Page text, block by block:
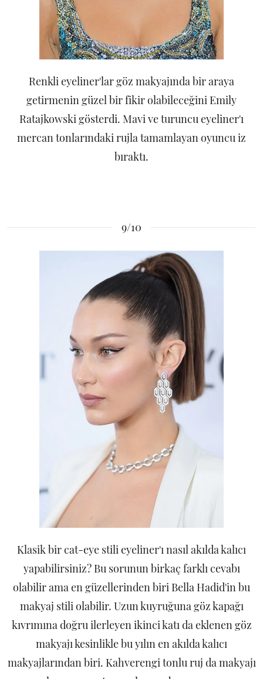
Renkli eyeliner'lar göz makyajında bir araya
getirmenin güzel bir fikir olabileceğini Emily
Ratajkowski gösterdi. Mavi ve turuncu eyeliner'ı
mercan tonlarındaki rujla tamamlayan oyuncu iz
bıraktı.
9/10
Klasik bir cat-eye stili eyeliner'ı nasıl akılda kalıcı
yapabilirsiniz? Bu sorunun birkaç farklı cevabı
olabilir ama en güzellerinden biri Bella Hadid'in bu
makyaj stili olabilir. Uzun kuyruğuna göz kapağı
kıvrımına doğru ilerleyen ikinci katı da eklenen göz
makyajı kesinlikle bu yılın en akılda kalıcı
makyajlarından biri. Kahverengi tonlu ruj da makyajı